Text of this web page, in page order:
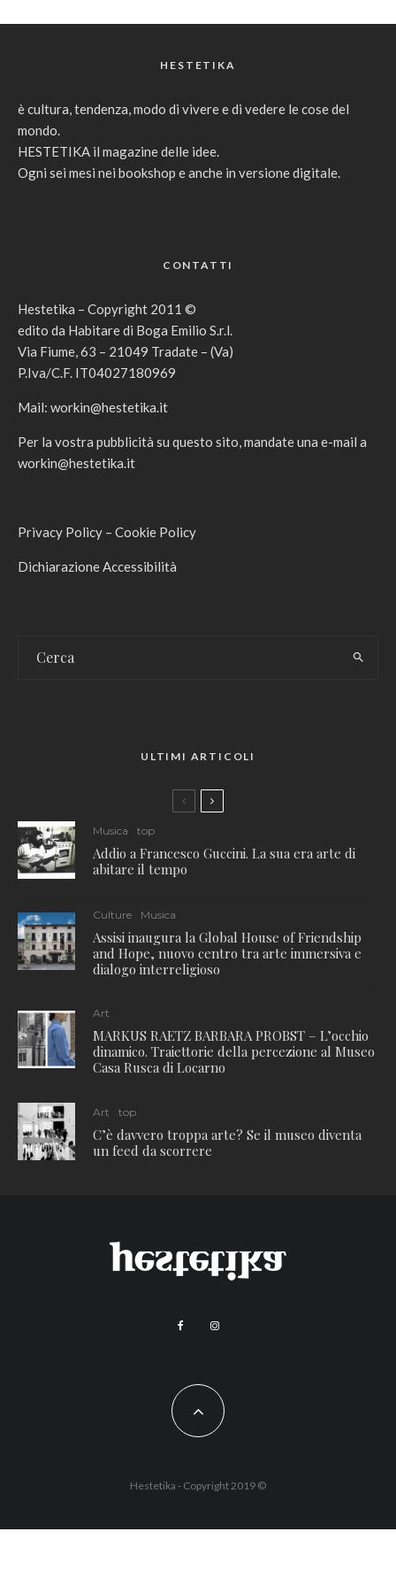
HESTETIKA
è cultura, tendenza, modo di vivere e di vedere le cose del
mondo.
HESTETIKA il magazine delle idee.
Ogni sei mesi nei bookshop e anche in versione digitale.
CONTATTI
Hestetika – Copyright 2011 ©
edito da Habitare di Boga Emilio S.r.l.
Via Fiume, 63 – 21049 Tradate – (Va)
P.Iva/C.F. IT04027180969
Mail: workin@hestetika.it
Per la vostra pubblicità su questo sito, mandate una e-mail a
workin@hestetika.it
Privacy Policy – Cookie Policy
Dichiarazione Accessibilità
ULTIMI ARTICOLI
Musica top
Addio a Francesco Guccini. La sua era arte di
abitare il tempo
Culture Musica
Assisi inaugura la Global House of Friendship
and Hope, nuovo centro tra arte immersiva e
dialogo interreligioso
Art
MARKUS RAETZ BARBARA PROBST – L’occhio
dinamico. Traiettorie della percezione al Museo
Casa Rusca di Locarno
Art top
C’è davvero troppa arte? Se il museo diventa
un feed da scorrere
Hestetika - Copyright 2019 ©